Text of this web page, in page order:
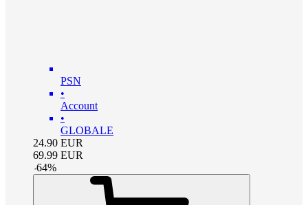
PSN
•
Account
•
GLOBALE
24.90 EUR
69.99 EUR
-64%